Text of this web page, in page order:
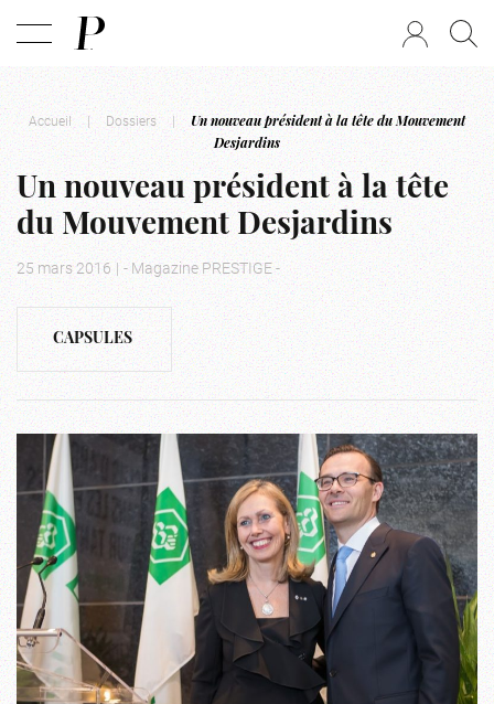
Accueil | Dossiers |
Un nouveau président à la tête du Mouvement
Desjardins
Un nouveau président à la tête
du Mouvement Desjardins
25 mars 2016 | - Magazine PRESTIGE -
CAPSULES